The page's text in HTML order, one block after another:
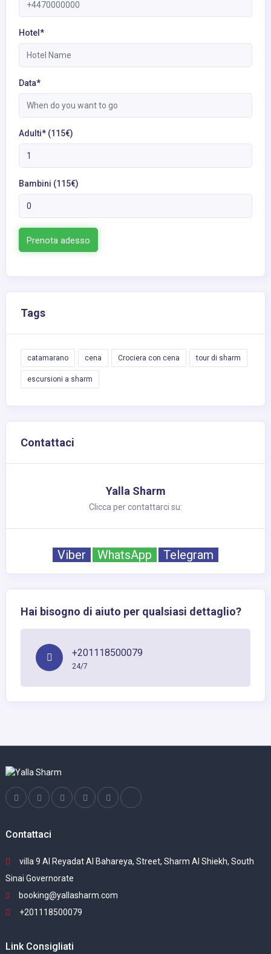
Hotel*
Data*
Adulti* (115€)
Bambini (115€)
Prenota adesso
Tags
catamarano cena Crociera con cena tour di sharm
escursioni a sharm
Contattaci
Yalla Sharm
Clicca per contattarci su:
Viber WhatsApp Telegram
Hai bisogno di aiuto per qualsiasi dettaglio?
+201118500079
24/7
Contattaci
villa 9 Al Reyadat Al Bahareya, Street, Sharm Al Shiekh, South
Sinai Governorate
booking@yallasharm.com
+201118500079
Link Consigliati